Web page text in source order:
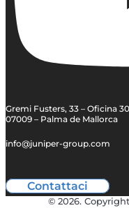
Gremi Fusters, 33 – Oficina
07009 – Palma de Mallorca
info@juniper-group.com
Contattaci
© 2026.